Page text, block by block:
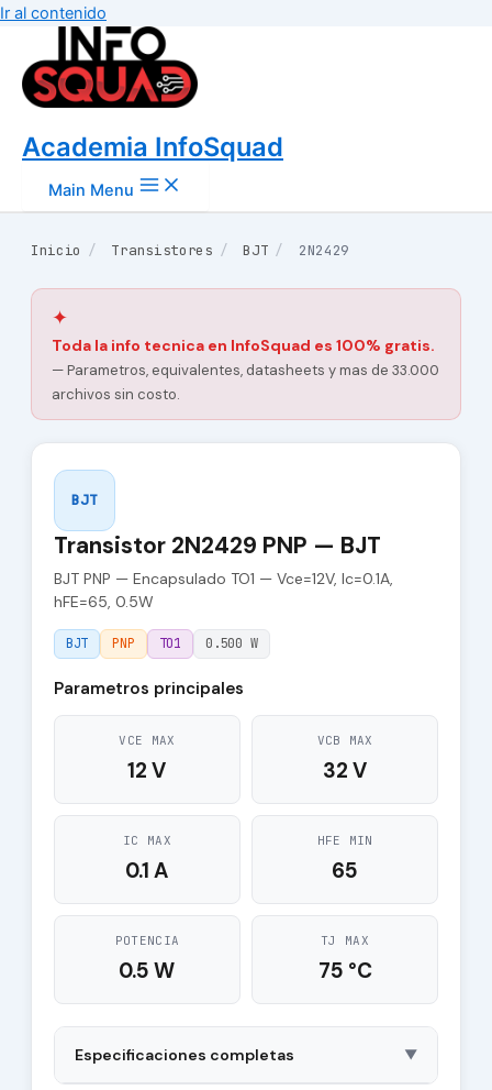
Ir al contenido
Academia InfoSquad
Main Menu
Inicio / Transistores / BJT / 2N2429
✦
Toda la info tecnica en InfoSquad es 100% gratis.
— Parametros, equivalentes, datasheets y mas de 33.000
archivos sin costo.
BJT
Transistor 2N2429 PNP — BJT
BJT PNP — Encapsulado TO1 — Vce=12V, Ic=0.1A,
hFE=65, 0.5W
BJT PNP TO1 0.500 W
Parametros principales
VCE MAX
12 V
VCB MAX
32 V
IC MAX
0.1 A
HFE MIN
65
POTENCIA
0.5 W
TJ MAX
75 °C
Especificaciones completas ▼